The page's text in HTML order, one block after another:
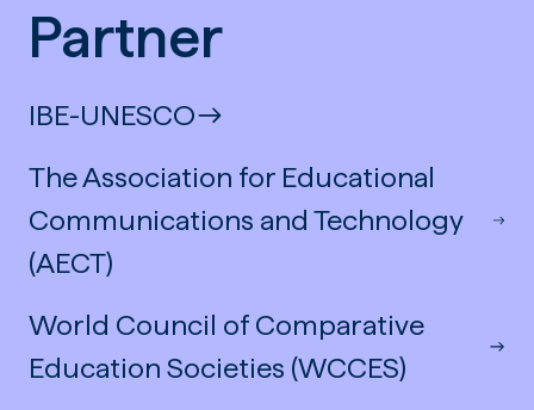
Partner
IBE-UNESCO
The Association for Educational
Communications and Technology
(AECT)
World Council of Comparative
Education Societies (WCCES)